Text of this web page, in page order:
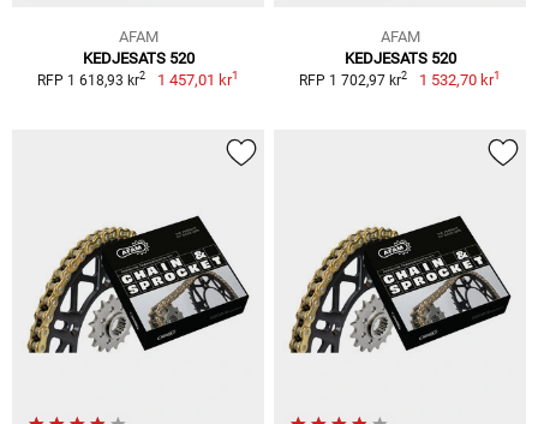
AFAM
KEDJESATS 520
RFP 1 618,93 kr2 1 457,01 kr1
AFAM
KEDJESATS 520
RFP 1 702,97 kr2 1 532,70 kr1